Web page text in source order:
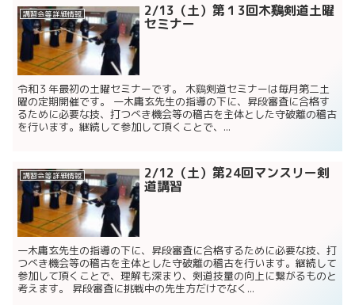
講習会等 詳細情報 2/13（土）第１3回木鷄剣道土曜
セミナー
令和３年最初の土曜セミナーです。 木鷄剣道セミナーは毎月第二土
曜の定期開催です。 一木庸玄先生の指導の下に、昇段審査に合格す
るために必要な技、打つべき機会等の稽古を主体とした守破離の稽古
を行います。継続して参加して頂くことで、...
講習会等 詳細情報 2/12（土）第24回マンスリー剣
道講習
一木庸玄先生の指導の下に、昇段審査に合格するために必要な技、打
つべき機会等の稽古を主体とした守破離の稽古を行います。継続して
参加して頂くことで、理解も深まり、剣道技量の向上に繋がるものと
考えます。 昇段審査に挑戦中の先生方だけでなく...